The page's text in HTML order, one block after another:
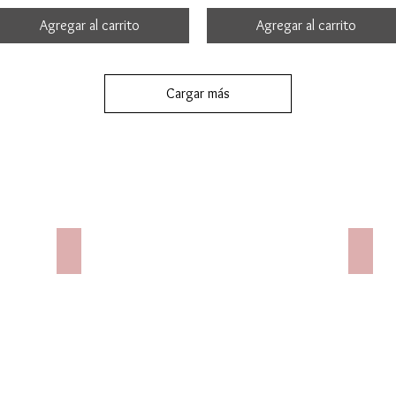
Agregar al carrito Agregar al carrito
Cargar más